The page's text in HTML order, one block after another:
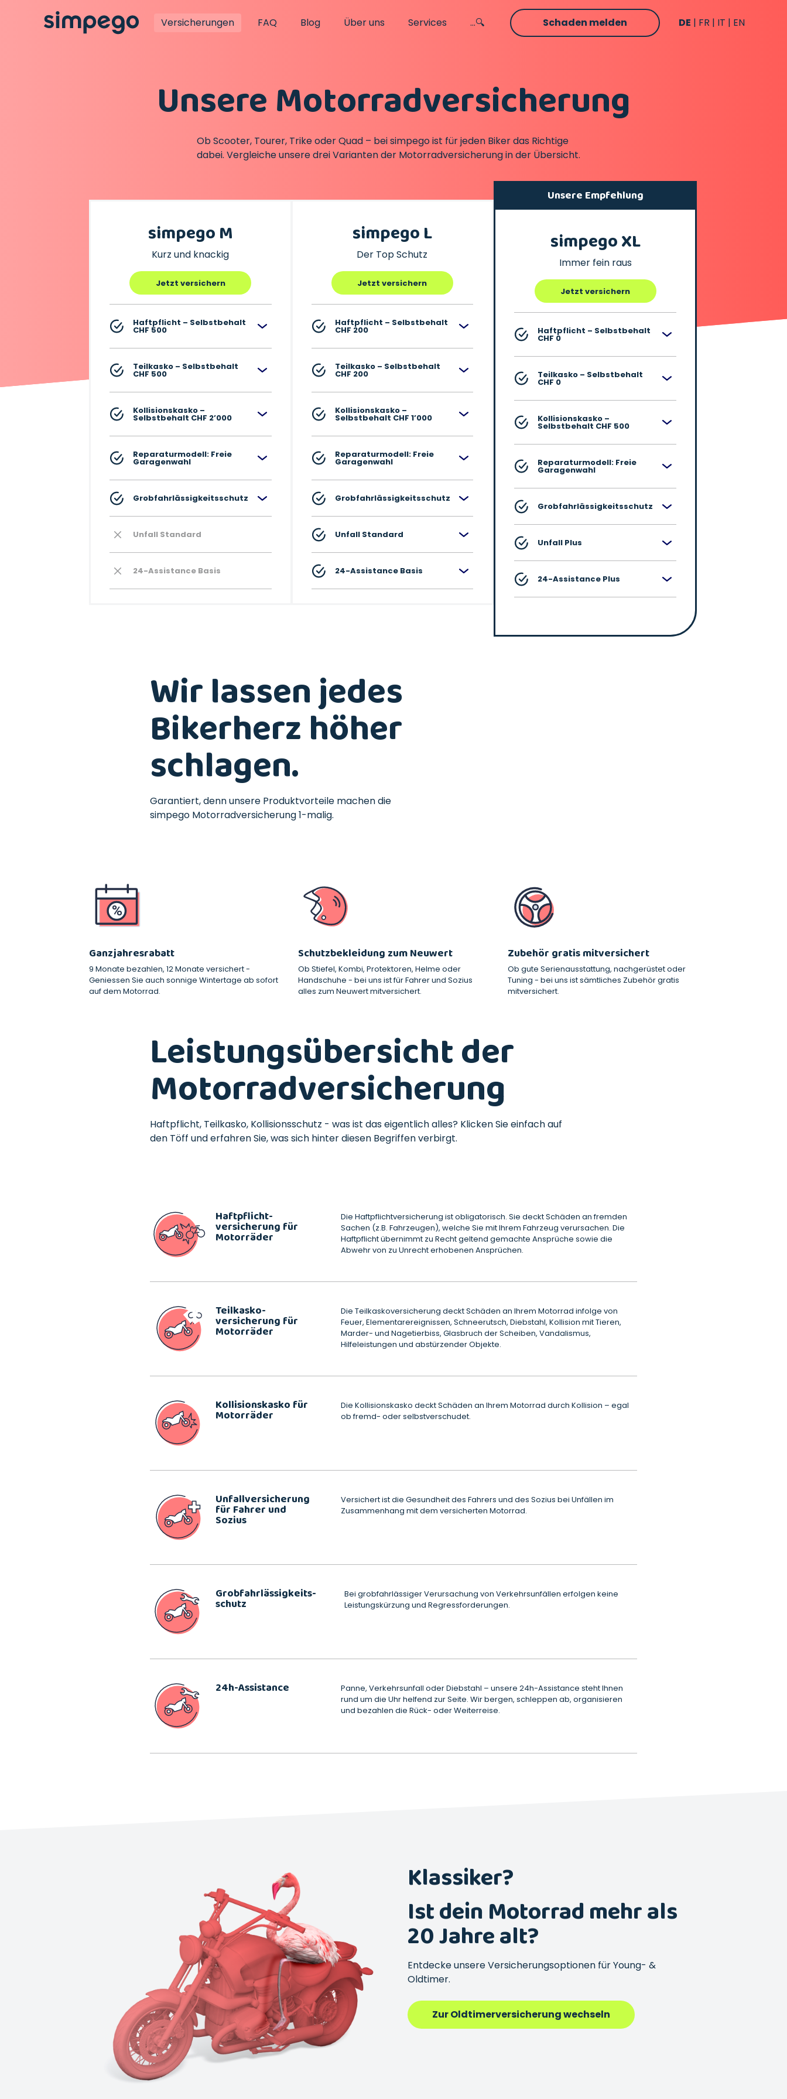
Versicherungen FAQ Blog Über uns Services ...🔍 Schaden melden DE FR IT EN
Unsere Motorradversicherung
Ob Scooter, Tourer, Trike oder Quad – bei simpego ist für jeden Biker das Richtige
dabei. Vergleiche unsere drei Varianten der Motorradversicherung in der Übersicht.
simpego M
Kurz und knackig
Jetzt versichern
Haftpflicht – Selbstbehalt
CHF 500
Teilkasko – Selbstbehalt
CHF 500
Kollisionskasko –
Selbstbehalt CHF 2’000
Reparaturmodell: Freie
Garagenwahl
Grobfahrlässigkeitsschutz
Unfall Standard
24-Assistance Basis
simpego L
Der Top Schutz
Jetzt versichern
Haftpflicht – Selbstbehalt
CHF 200
Teilkasko – Selbstbehalt
CHF 200
Kollisionskasko –
Selbstbehalt CHF 1’000
Reparaturmodell: Freie
Garagenwahl
Grobfahrlässigkeitsschutz
Unfall Standard
24-Assistance Basis
Unsere Empfehlung
simpego XL
Immer fein raus
Jetzt versichern
Haftpflicht – Selbstbehalt
CHF 0
Teilkasko – Selbstbehalt
CHF 0
Kollisionskasko –
Selbstbehalt CHF 500
Reparaturmodell: Freie
Garagenwahl
Grobfahrlässigkeitsschutz
Unfall Plus
24-Assistance Plus
Wir lassen jedes
Bikerherz höher
schlagen.
Garantiert, denn unsere Produktvorteile machen die
simpego Motorradversicherung 1-malig.
Ganzjahresrabatt
9 Monate bezahlen, 12 Monate versichert -
Geniessen Sie auch sonnige Wintertage ab sofort
auf dem Motorrad.
Schutzbekleidung zum Neuwert
Ob Stiefel, Kombi, Protektoren, Helme oder
Handschuhe - bei uns ist für Fahrer und Sozius
alles zum Neuwert mitversichert.
Zubehör gratis mitversichert
Ob gute Serienausstattung, nachgerüstet oder
Tuning - bei uns ist sämtliches Zubehör gratis
mitversichert.
Leistungsübersicht der
Motorradversicherung
Haftpflicht, Teilkasko, Kollisionsschutz - was ist das eigentlich alles? Klicken Sie einfach auf
den Töff und erfahren Sie, was sich hinter diesen Begriffen verbirgt.
Haftpflicht-
versicherung für
Motorräder
Die Haftpflichtversicherung ist obligatorisch. Sie deckt Schäden an fremden
Sachen (z.B. Fahrzeugen), welche Sie mit Ihrem Fahrzeug verursachen. Die
Haftpflicht übernimmt zu Recht geltend gemachte Ansprüche sowie die
Abwehr von zu Unrecht erhobenen Ansprüchen.
Teilkasko-
versicherung für
Motorräder
Die Teilkaskoversicherung deckt Schäden an Ihrem Motorrad infolge von
Feuer, Elementarereignissen, Schneerutsch, Diebstahl, Kollision mit Tieren,
Marder- und Nagetierbiss, Glasbruch der Scheiben, Vandalismus,
Hilfeleistungen und abstürzender Objekte.
Kollisionskasko für
Motorräder
Die Kollisionskasko deckt Schäden an Ihrem Motorrad durch Kollision – egal
ob fremd- oder selbstverschudet.
Unfallversicherung
für Fahrer und
Sozius
Versichert ist die Gesundheit des Fahrers und des Sozius bei Unfällen im
Zusammenhang mit dem versicherten Motorrad.
Grobfahrlässigkeits-
schutz
Bei grobfahrlässiger Verursachung von Verkehrsunfällen erfolgen keine
Leistungskürzung und Regressforderungen.
24h-Assistance
Panne, Verkehrsunfall oder Diebstahl – unsere 24h-Assistance steht Ihnen
rund um die Uhr helfend zur Seite. Wir bergen, schleppen ab, organisieren
und bezahlen die Rück- oder Weiterreise.
Klassiker?
Ist dein Motorrad mehr als
20 Jahre alt?
Entdecke unsere Versicherungsoptionen für Young- &
Oldtimer.
Zur Oldtimerversicherung wechseln